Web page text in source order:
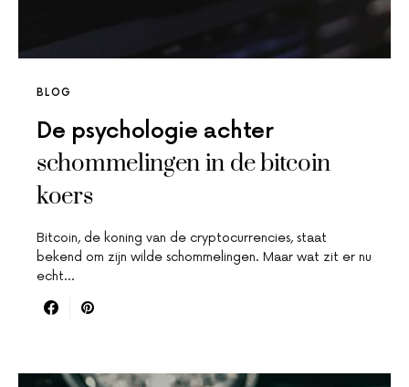
BLOG
De psychologie achter
schommelingen in de bitcoin
koers
Bitcoin, de koning van de cryptocurrencies, staat
bekend om zijn wilde schommelingen. Maar wat zit er nu
echt…